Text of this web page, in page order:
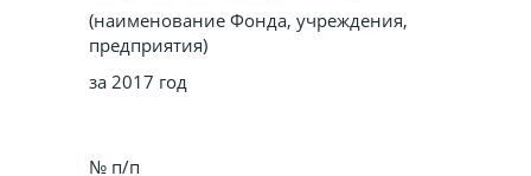
(наименование Фонда, учреждения,
предприятия)
за 2017 год
№ п/п